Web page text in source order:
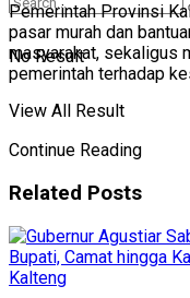
No Result
View All Result
Pemerintah Provinsi
pasar murah dan
masyarakat, sekaligus
pemerintah terhadap
Continue Reading
Related Posts
Kalteng